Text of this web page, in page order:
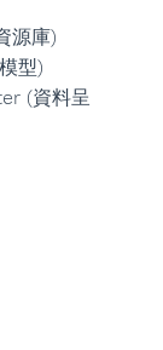
源庫)
型)
(資料呈